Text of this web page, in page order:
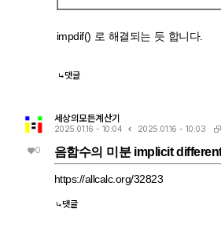
impdif() 로 해결되는 듯 합니다.
댓글
0
세상의모든계산기
2025.01.16 - 10:04 2025.01.16 - 10:03
음함수의 미분 implicit
https://allcalc.org/32823
댓글